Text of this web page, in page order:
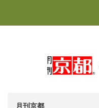
月刊京都